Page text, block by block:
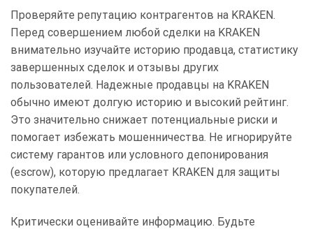
Проверяйте репутацию контрагентов на KRAKEN.
Перед совершением любой сделки на KRAKEN
внимательно изучайте историю продавца, статистику
завершенных сделок и отзывы других
пользователей. Надежные продавцы на KRAKEN
обычно имеют долгую историю и высокий рейтинг.
Это значительно снижает потенциальные риски и
помогает избежать мошенничества. Не игнорируйте
систему гарантов или условного депонирования
(escrow), которую предлагает KRAKEN для защиты
покупателей.
Критически оценивайте информацию. Будьте